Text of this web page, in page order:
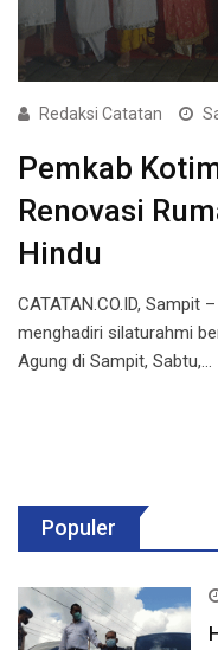
Redaksi Catatan
Pemkab
Renovasi
Hindu
CATATAN.CO.ID, Sampit
menghadiri silaturahmi
Agung di Sampit, Sabtu,…
Populer